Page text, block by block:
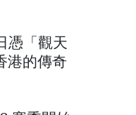
憑「觀天
港的傳奇